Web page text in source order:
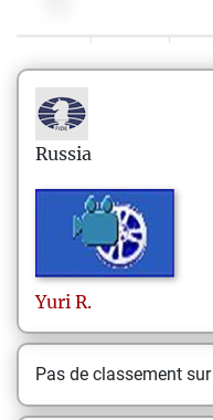
Russia
Yuri R.
Pas de classement sur